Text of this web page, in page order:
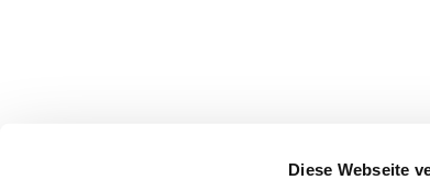
Diese Webseite